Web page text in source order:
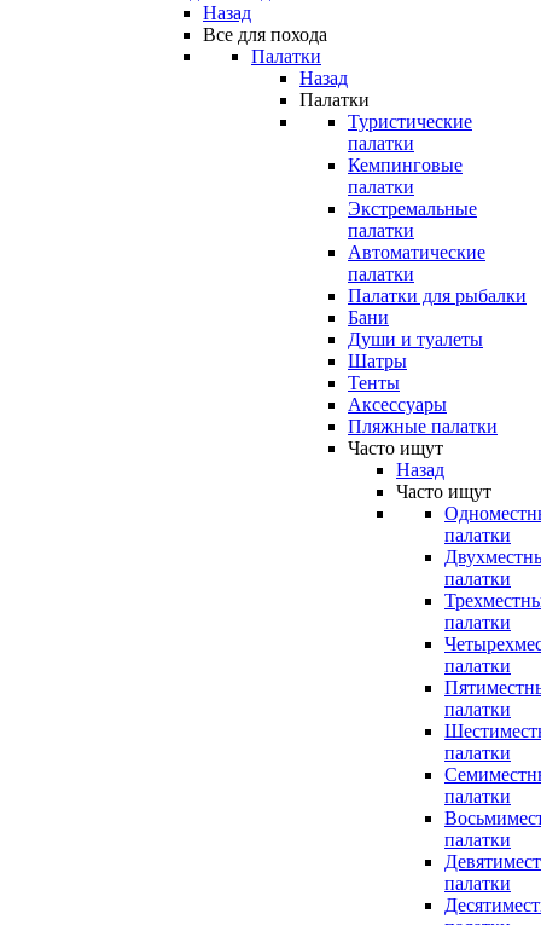
Назад
Все для похода
Палатки
Назад
Палатки
Туристические
палатки
Кемпинговые
палатки
Экстремальные
палатки
Автоматические
палатки
Палатки для рыбалки
Бани
Души и туалеты
Шатры
Тенты
Аксессуары
Пляжные палатки
Часто ищут
Назад
Часто ищут
палатки
палатки
палатки
палатки
палатки
палатки
палатки
палатки
палатки